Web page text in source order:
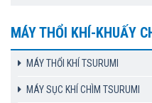
MÁY THỔI KHÍ-KHUẤY
MÁY THỔI KHÍ TSURUMI
MÁY SỤC KHÍ CHÌM TSURUMI